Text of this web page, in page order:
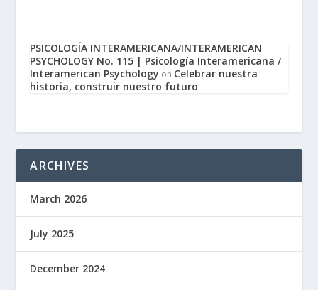
PSICOLOGÍA INTERAMERICANA/INTERAMERICAN
PSYCHOLOGY No. 115 | Psicología Interamericana /
Interamerican Psychology on Celebrar nuestra
historia, construir nuestro futuro
ARCHIVES
March 2026
July 2025
December 2024